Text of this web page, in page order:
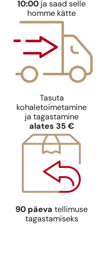
10:00 ja saad selle
homme kätte
Tasuta
kohaletoimetamine
ja tagastamine
alates 35 €
90 päeva tellimuse
tagastamiseks